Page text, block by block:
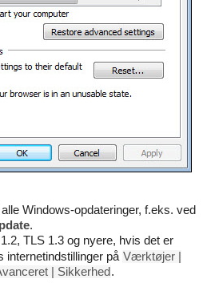
Windows-opdateringer, f.eks. ved
.
TLS 1.3 og nyere, hvis det er
internetindstillinger på Værktøjer |
| Sikkerhed .